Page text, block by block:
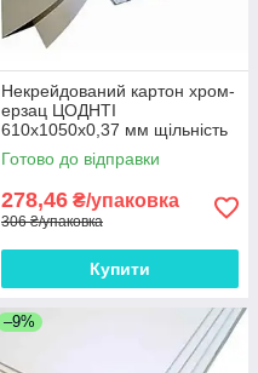
Некрейдований картон хром-
ерзац ЦОДНТІ
610x1050x0,37 мм щільність
270 г/м2 10 аркушів
Готово до відправки
278,46 ₴/упаковка
306 ₴/упаковка
Купити
–9%